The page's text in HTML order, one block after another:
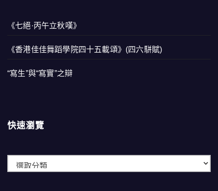
《七絕·丙午立秋嘆》
《香港佳佳舞蹈學院四十五載頌》(四六駢賦)
“寫生”與“寫實”之辯
快速瀏覽